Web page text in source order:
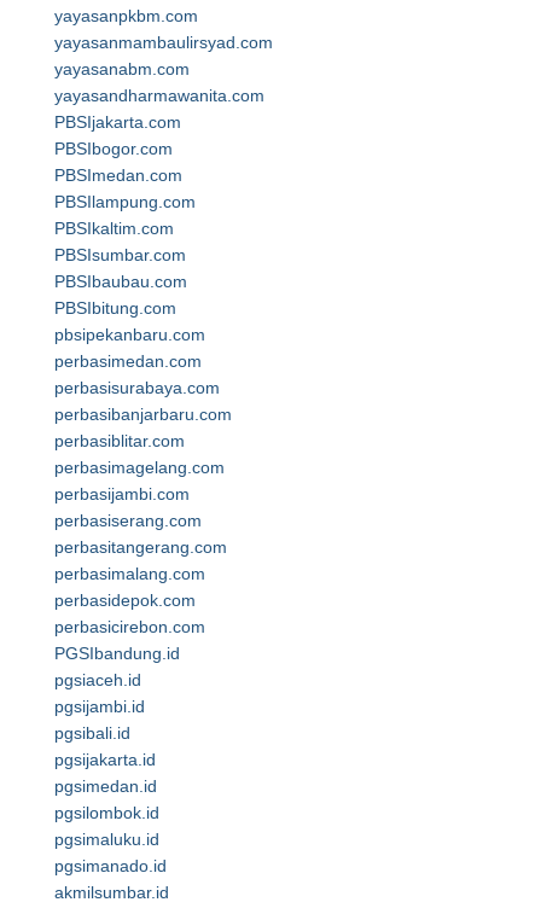
yayasanpkbm.com
yayasanmambaulirsyad.com
yayasanabm.com
yayasandharmawanita.com
PBSIjakarta.com
PBSIbogor.com
PBSImedan.com
PBSIlampung.com
PBSIkaltim.com
PBSIsumbar.com
PBSIbaubau.com
PBSIbitung.com
pbsipekanbaru.com
perbasimedan.com
perbasisurabaya.com
perbasibanjarbaru.com
perbasiblitar.com
perbasimagelang.com
perbasijambi.com
perbasiserang.com
perbasitangerang.com
perbasimalang.com
perbasidepok.com
perbasicirebon.com
PGSIbandung.id
pgsiaceh.id
pgsijambi.id
pgsibali.id
pgsijakarta.id
pgsimedan.id
pgsilombok.id
pgsimaluku.id
pgsimanado.id
akmilsumbar.id